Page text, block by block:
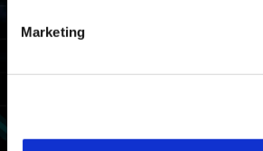
Marketing